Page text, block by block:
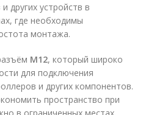
других устройств в
где необходимы
монтажа.
M12, который широко
для подключения
и других компонентов.
пространство при